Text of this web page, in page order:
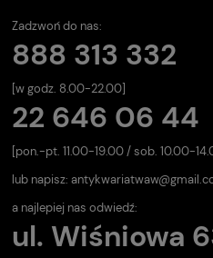
Zadzwoń do nas:
888 313 332
[w godz. 8.00-22.00]
22 646 06 44
[pon.-pt. 11.00-19.00 / sob. 10.00-
lub napisz:
a najlepiej nas odwiedź:
ul. Wiśniowa